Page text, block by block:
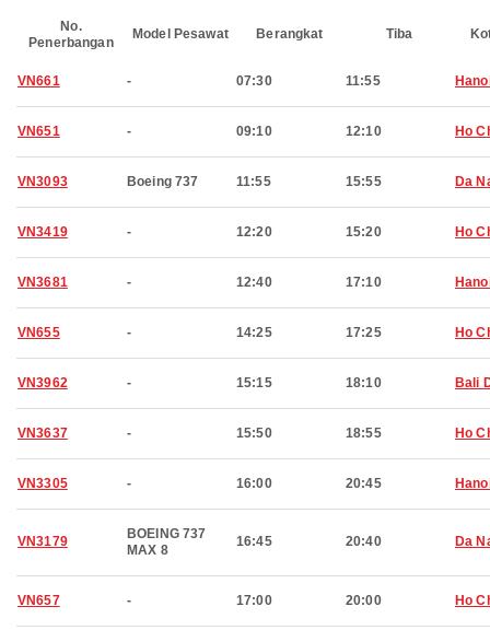
No.
Penerbangan
Model Pesawat Berangkat Tiba
VN661 - 07:30 11:55
VN651 - 09:10 12:10 Ho
VN3093 Boeing 737 11:55 15:55 Da
VN3419 - 12:20 15:20 Ho
VN3681 - 12:40 17:10
VN655 - 14:25 17:25 Ho
VN3962 - 15:15 18:10 Bali
VN3637 - 15:50 18:55 Ho
VN3305 - 16:00 20:45
VN3179
BOEING 737
MAX 8
16:45 20:40 Da
VN657 - 17:00 20:00 Ho